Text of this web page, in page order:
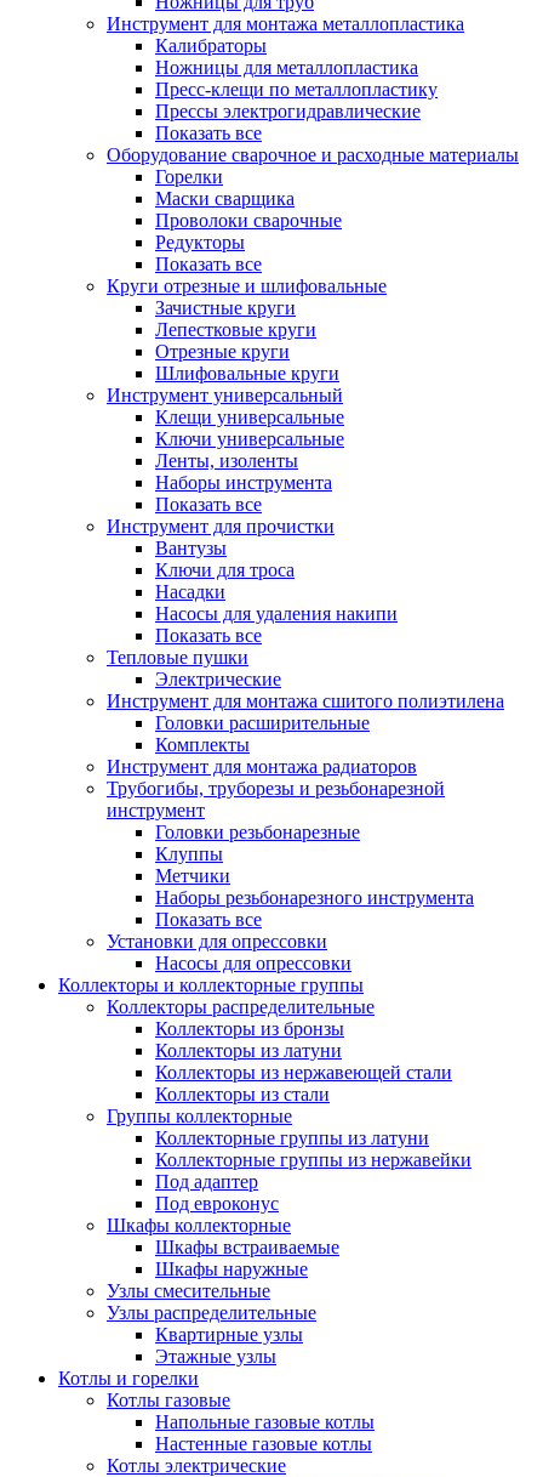
Инструмент для монтажа металлопластика
Калибраторы
Ножницы для металлопластика
Пресс-клещи по металлопластику
Прессы электрогидравлические
Показать все
Оборудование сварочное и расходные материалы
Горелки
Маски сварщика
Проволоки сварочные
Редукторы
Показать все
Круги отрезные и шлифовальные
Зачистные круги
Лепестковые круги
Отрезные круги
Шлифовальные круги
Инструмент универсальный
Клещи универсальные
Ключи универсальные
Ленты, изоленты
Наборы инструмента
Показать все
Инструмент для прочистки
Вантузы
Ключи для троса
Насадки
Насосы для удаления накипи
Показать все
Тепловые пушки
Электрические
Инструмент для монтажа сшитого полиэтилена
Головки расширительные
Комплекты
Инструмент для монтажа радиаторов
Трубогибы, труборезы и резьбонарезной
инструмент
Головки резьбонарезные
Клуппы
Метчики
Наборы резьбонарезного инструмента
Показать все
Установки для опрессовки
Насосы для опрессовки
Коллекторы и коллекторные группы
Коллекторы распределительные
Коллекторы из бронзы
Коллекторы из латуни
Коллекторы из нержавеющей стали
Коллекторы из стали
Группы коллекторные
Коллекторные группы из латуни
Коллекторные группы из нержавейки
Под адаптер
Под евроконус
Шкафы коллекторные
Шкафы встраиваемые
Шкафы наружные
Узлы смесительные
Узлы распределительные
Квартирные узлы
Этажные узлы
Котлы и горелки
Котлы газовые
Напольные газовые котлы
Настенные газовые котлы
Котлы электрические